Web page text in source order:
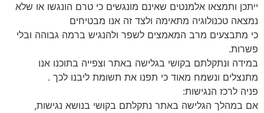
ייתכן ותמצאו אלמנטים שאינם מונגשים כי טרם הונגשו או שלא
נמצאה טכנולוגיה מתאימה ולצד זה אנו מבטיחים
כי מתבצעים מרב המאמצים לשפר ולהנגיש ברמה גבוהה ובלי
פשרות.
במידה ונתקלתם בקושי בגלישה באתר וצפייה בתוכנו אנו
מתנצלים ונשמח מאוד כי תפנו את תשומת ליבנו לכך .
פניה לרכז הנגישות:
אם במהלך הגלישה באתר נתקלתם בקושי בנושא נגישות,